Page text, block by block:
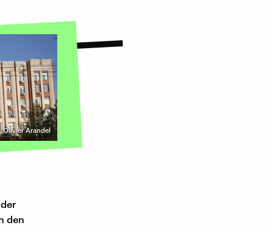
Olivier Arandel
den